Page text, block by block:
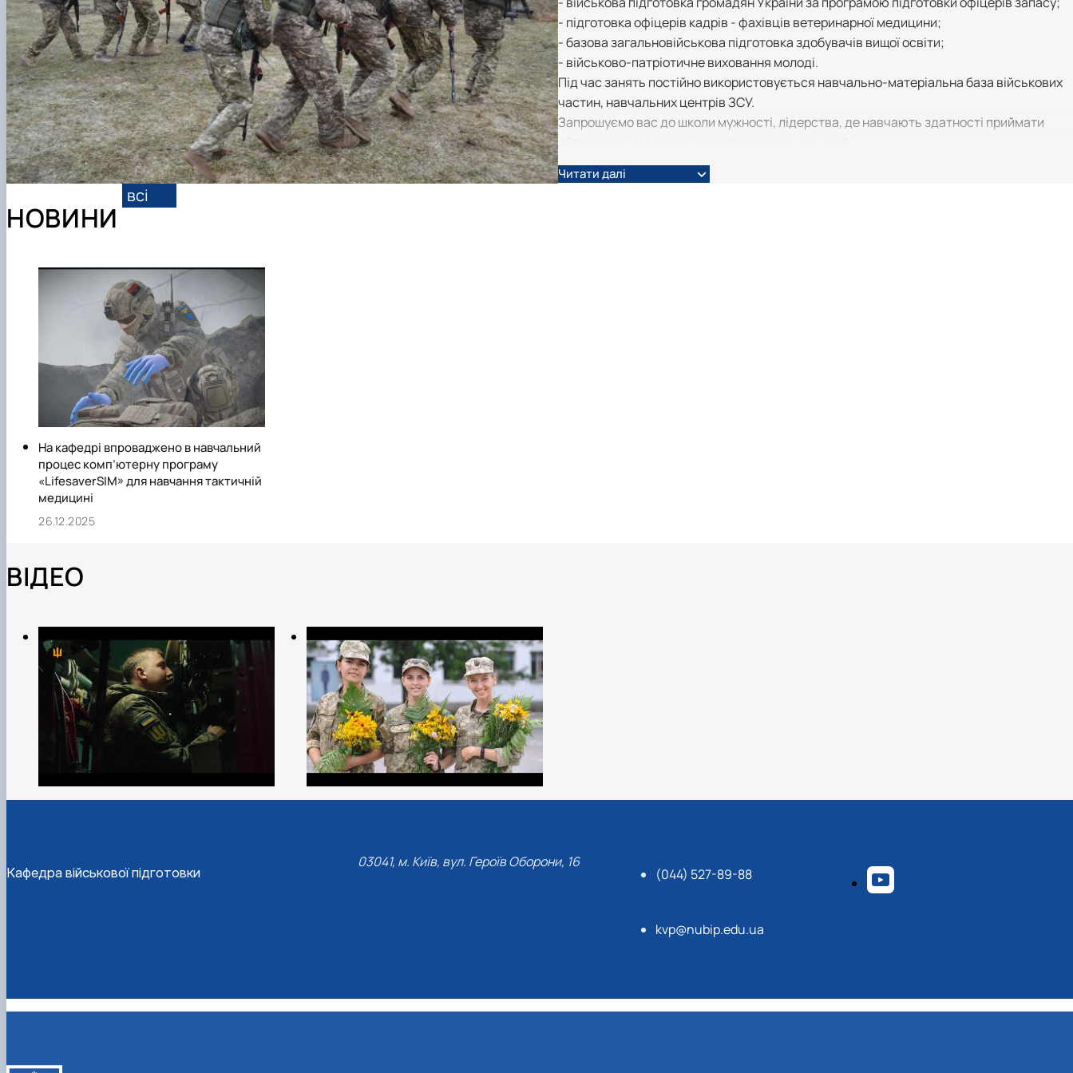
- підготовка офіцерів кадрів - фахівців ветеринарної медицини;
- базова загальновійськова підготовка здобувачів вищої освіти;
- військово-патріотичне виховання молоді.
Під час занять постійно використовується навчально-матеріальна база військових
частин, навчальних центрів ЗСУ.
Запрошуємо вас до школи мужності, лідерства, де навчають здатності приймати
обґрунтовані рішення, досягати намічених цілей.
Читати далі
НОВИНИ
всі
На кафедрі впроваджено в навчальний
процес комп’ютерну програму
«LifesaverSIM» для навчання тактичній
медицині
26.12.2025
ВІДЕО
Кафедра військової підготовки
03041, м. Київ, вул. Героїв Оборони, 16
(044) 527-89-88
kvp@nubip.edu.ua